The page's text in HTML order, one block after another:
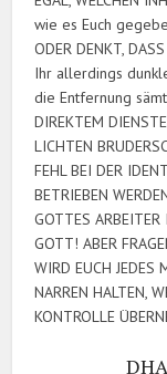
wie es Euch
ODER DENKT,
Ihr allerdings
die Entfernung
DIREKTEM
LICHTEN
FEHL BEI DER
BETRIEBEN
GOTTES
GOTT! ABER
WIRD EUCH JEDES
NARREN HALTEN,
KONTROLLE